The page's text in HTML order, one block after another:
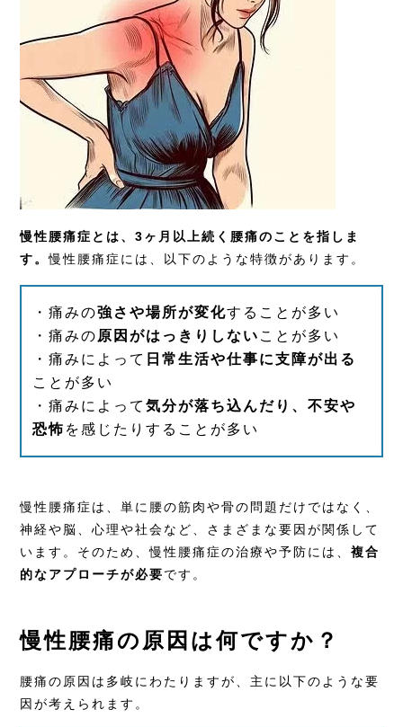
慢性腰痛症とは、3ヶ月以上続く腰痛のことを指しま
す。慢性腰痛症には、以下のような特徴があります。
・痛みの強さや場所が変化することが多い
・痛みの 原因がはっきりしない ことが多い
・痛みによって 日常生活や仕事に支障が出る
ことが多い
・痛みによって気分が落ち込んだり、不安や
恐怖 を感じたりすることが多い
慢性腰痛症は、単に腰の筋肉や骨の問題だけではなく、
神経や脳、心理や社会など、さまざまな要因が関係して
います。そのため、慢性腰痛症の治療や予防には、複合
的なアプローチが必要です。
慢性腰痛の原因は何ですか？
腰痛の原因は多岐にわたりますが、主に以下のような要
因が考えられます。